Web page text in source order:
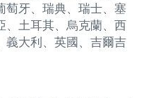
萄牙、瑞典、瑞士、塞
、土耳其、烏克蘭、西
義大利、英國、吉爾吉